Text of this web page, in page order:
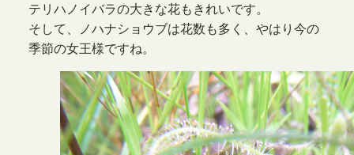
テリハノイバラの大きな花もきれいです。
そして、ノハナショウブは花数も多く、やはり今の
季節の女王様ですね。